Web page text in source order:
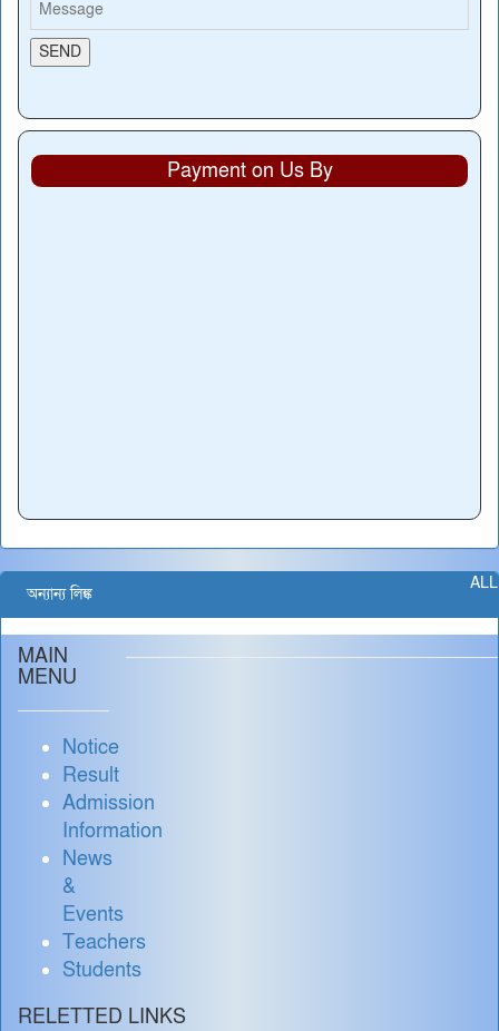
Payment on Us By
ALL
অন্যান্য লিঙ্ক
MAIN
MENU
Notice
Result
Admission
Information
News
&
Events
Teachers
Students
RELETTED LINKS